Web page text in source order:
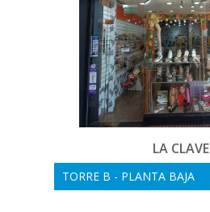
LA CLAVE
TORRE B - PLANTA BAJA